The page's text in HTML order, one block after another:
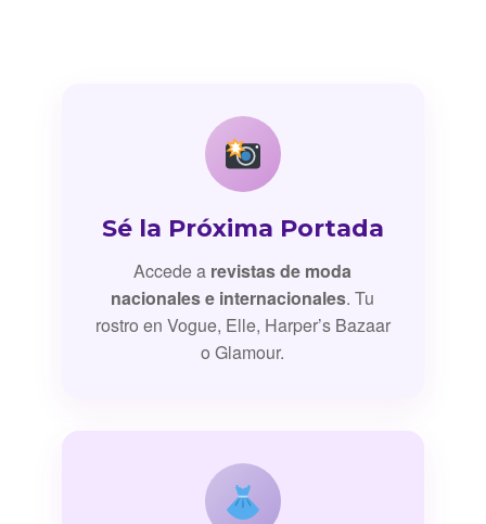
Sé la Próxima Portada
Accede a revistas de moda
nacionales e internacionales. Tu
rostro en Vogue, Elle, Harper’s Bazaar
o Glamour.